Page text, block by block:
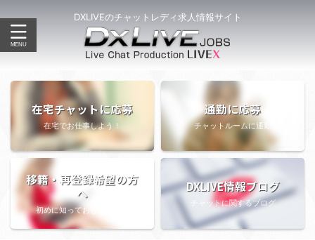
DXLIVEのチャットレディ求人情報サイト
在宅チャットに応募
在宅でお仕事しよう！
通勤に応募
チャットルームに通勤
移籍・再登録希望の方
へ
初めに知っておきたい情報
DXLIVE情報ブログ
チャットに関するブログ